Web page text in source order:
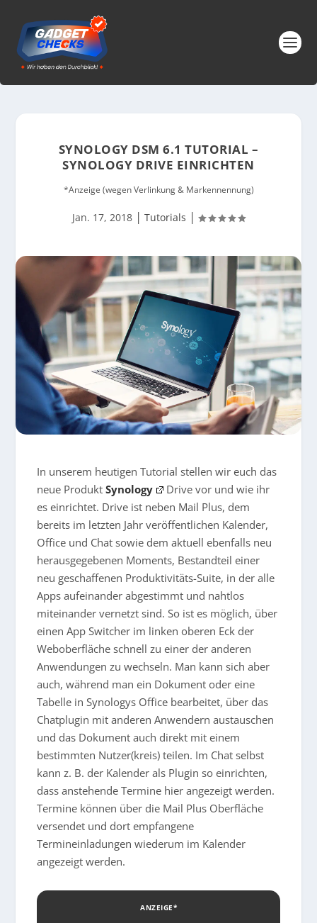
SYNOLOGY DSM 6.1 TUTORIAL –
SYNOLOGY DRIVE EINRICHTEN
*Anzeige (wegen Verlinkung & Markennennung)
Jan. 17, 2018 | Tutorials |
In unserem heutigen Tutorial stellen wir euch das
neue ProduktSynology
Drive vor und wie ihr
es einrichtet. Drive ist neben Mail Plus, dem
bereits im letzten Jahr veröffentlichen Kalender,
Office und Chat sowie dem aktuell ebenfalls neu
herausgegebenen Moments, Bestandteil einer
neu geschaffenen Produktivitäts-Suite, in der alle
Apps aufeinander abgestimmt und nahtlos
miteinander vernetzt sind. So ist es möglich, über
einen App Switcher im linken oberen Eck der
Weboberfläche schnell zu einer der anderen
Anwendungen zu wechseln. Man kann sich aber
auch, während man ein Dokument oder eine
Tabelle in Synologys Office bearbeitet, über das
Chatplugin mit anderen Anwendern austauschen
und das Dokument auch direkt mit einem
bestimmten Nutzer(kreis) teilen. Im Chat selbst
kann z. B. der Kalender als Plugin so einrichten,
dass anstehende Termine hier angezeigt werden.
Termine können über die Mail Plus Oberfläche
versendet und dort empfangene
Termineinladungen wiederum im Kalender
angezeigt werden.
ANZEIGE*